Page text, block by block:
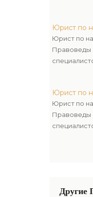
Юрист по
Юрист по
Правоведы
Юрист по
Юрист по
Правоведы
Другие